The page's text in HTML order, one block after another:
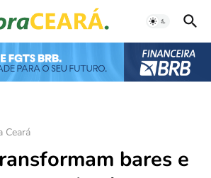
Ceará
bares e